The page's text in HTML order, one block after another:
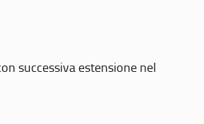
successiva estensione nel